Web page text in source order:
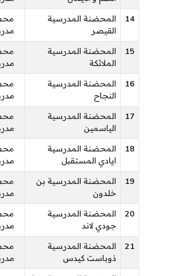
14
المحضنة المدرسية
القيصر
15
المحضنة المدرسية
الملائكة
16
المحضنة المدرسية
النجاح
17
المحضنة المدرسية
الياسمين
18
المحضنة المدرسية
ايادي المستقبل
19
المحضنة المدرسية بن
خلدون
20
المحضنة المدرسية
جودي لاند
21
المحضنة المدرسية
ذوباست كيدس